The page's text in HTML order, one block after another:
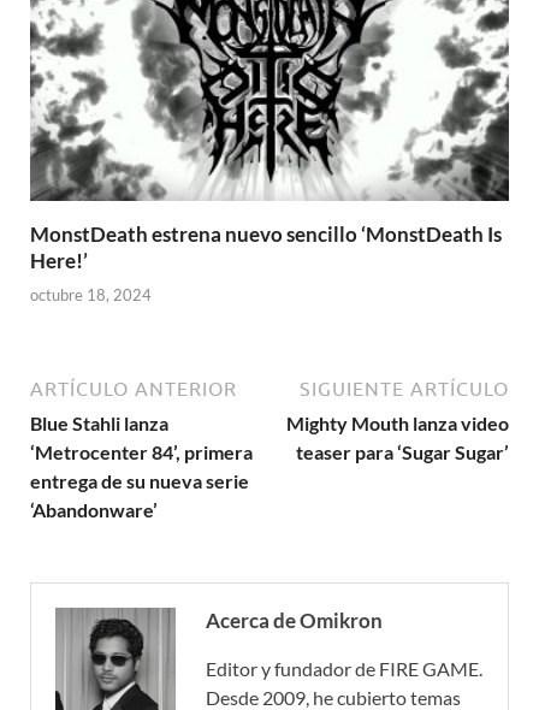
MonstDeath estrena nuevo sencillo ‘MonstDeath Is
Here!’
octubre 18, 2024
ARTÍCULO ANTERIOR
Blue Stahli lanza
‘Metrocenter 84’, primera
entrega de su nueva serie
‘Abandonware’
SIGUIENTE ARTÍCULO
Mighty Mouth lanza video
teaser para ‘Sugar Sugar’
Acerca de Omikron
Editor y fundador de FIRE GAME.
Desde 2009, he cubierto temas